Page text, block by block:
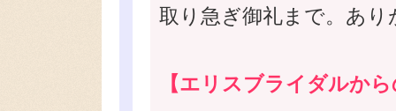
取り急ぎ御礼まで。あ
【エリスブライダルか